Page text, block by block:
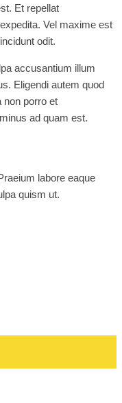
Et repellat
Vel maxime est
odit.
accusantium illum
Eligendi autem quod
non porro et
ad quam est.
labore eaque
quism ut.